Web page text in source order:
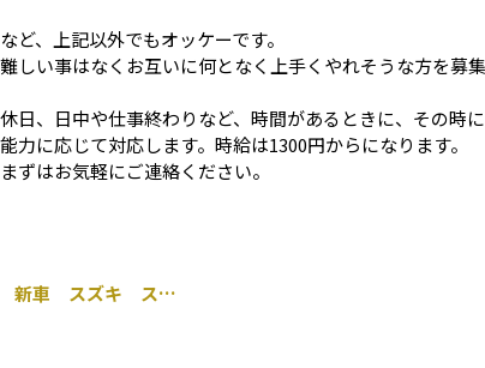
など、上記以外でもオッケーです。
難しい事はなくお互いに何となく上手くやれそうな方を募集
休日、日中や仕事終わりなど、時間があるときに、その時
能力に応じて対応します。時給は1300円からになります。
まずはお気軽にご連絡ください。
新車 スズキ スイフト ナビ取り付け ドラレコ バックカメラ